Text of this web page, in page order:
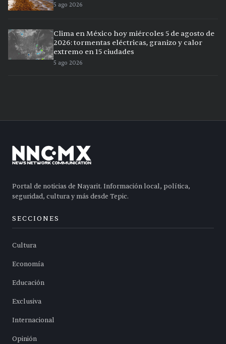
5 ago 2026
Clima en México hoy miércoles 5 de agosto de
2026: tormentas eléctricas, granizo y calor
extremo en 15 ciudades
5 ago 2026
Portal de noticias de Nayarit. Información local, política,
seguridad, cultura y más desde Tepic.
SECCIONES
Cultura
Economía
Educación
Exclusiva
Internacional
Opinión